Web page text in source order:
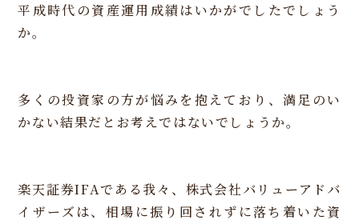
平成時代の資産運用成績はいかがでしたでしょう
か。
多くの投資家の方が悩みを抱えており、満足のい
かない結果だとお考えではないでしょうか。
楽天証券IFAである我々、株式会社バリューアドバ
イザーズは、相場に振り回されずに落ち着いた資